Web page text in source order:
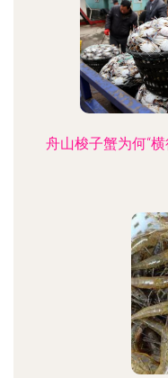
舟山梭子蟹为何“